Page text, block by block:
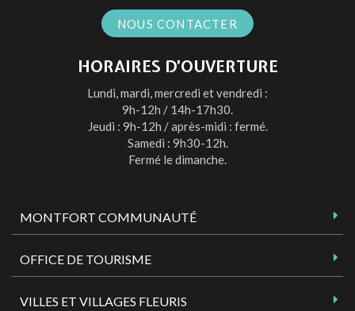
NOUS CONTACTER
HORAIRES D’OUVERTURE
Lundi, mardi, mercredi et vendredi :
9h-12h / 14h-17h30.
Jeudi : 9h-12h / après-midi : fermé.
Samedi : 9h30-12h.
Fermé le dimanche.
MONTFORT COMMUNAUTÉ
OFFICE DE TOURISME
VILLES ET VILLAGES FLEURIS